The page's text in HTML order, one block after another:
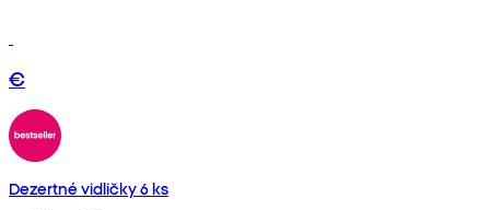
€
Dezertné vidličky 6 ks